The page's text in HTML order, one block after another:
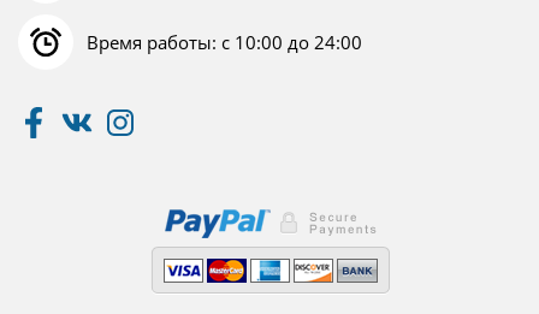
Время работы: с 10:00 до 24:00